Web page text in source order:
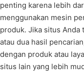
penting karena lebih
menggunakan mesin
produk. Jika situs Anda
atau dua hasil
dengan produk atau
situs lain yang lebih